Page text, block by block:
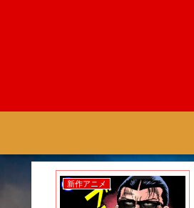
新作アニメ